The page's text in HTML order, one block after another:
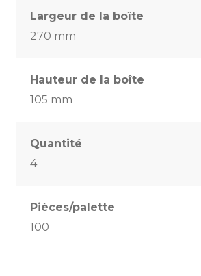
Largeur de la boîte
270 mm
Hauteur de la boîte
105 mm
Quantité
4
Pièces/palette
100